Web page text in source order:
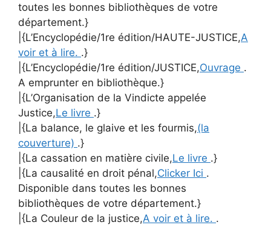
toutes les bonnes bibliothèques de votre
département.}
|{L’Encyclopédie/1re édition/HAUTE-JUSTICE,A
voir et à lire. .}
|{L’Encyclopédie/1re édition/JUSTICE,Ouvrage .
A emprunter en bibliothèque.}
|{L’Organisation de la Vindicte appelée
Justice,Le livre .}
|{La balance, le glaive et les fourmis,(la
couverture) .}
|{La cassation en matière civile,Le livre .}
|{La causalité en droit pénal,Clicker Ici .
Disponible dans toutes les bonnes
bibliothèques de votre département.}
|{La Couleur de la justice,A voir et à lire. .